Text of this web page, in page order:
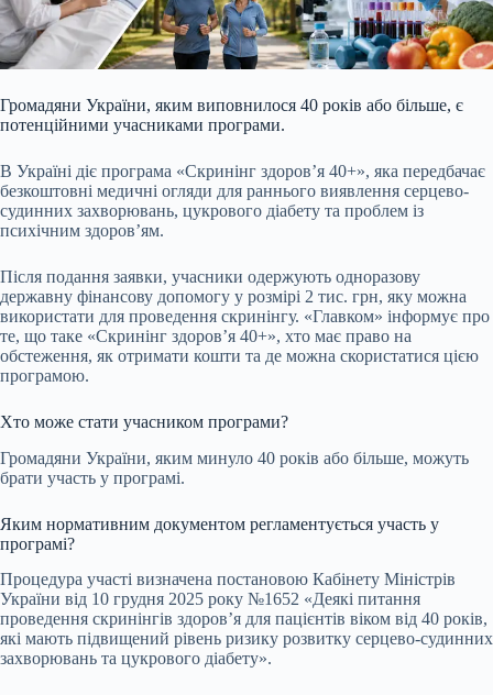
Громадяни України, яким виповнилося 40 років або більше, є
потенційними учасниками програми.
В Україні діє програма «Скринінг здоров’я 40+», яка передбачає
безкоштовні медичні огляди для раннього виявлення серцево-
судинних захворювань, цукрового діабету та проблем із
психічним здоров’ям.
Після подання заявки, учасники одержують одноразову
державну фінансову допомогу у розмірі 2 тис. грн, яку можна
використати для проведення скринінгу. «Главком» інформує про
те, що таке «Скринінг здоров’я 40+», хто має право на
обстеження, як отримати кошти та де можна скористатися цією
програмою.
Хто може стати учасником програми?
Громадяни України, яким минуло 40 років або більше, можуть
брати участь у програмі.
Яким нормативним документом регламентується участь у
програмі?
Процедура участі визначена постановою Кабінету Міністрів
України від 10 грудня 2025 року №1652 «Деякі питання
проведення скринінгів здоров’я для пацієнтів віком від 40 років,
які мають підвищений рівень ризику розвитку серцево-судинних
захворювань та цукрового діабету».